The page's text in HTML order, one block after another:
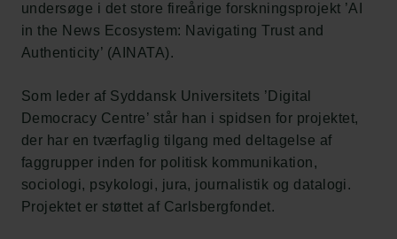
undersøge i det store fireårige forskningsprojekt ’AI
in the News Ecosystem: Navigating Trust and
Authenticity’ (AINATA).
Som leder af Syddansk Universitets ’Digital
Democracy Centre’ står han i spidsen for projektet,
der har en tværfaglig tilgang med deltagelse af
faggrupper inden for politisk kommunikation,
sociologi, psykologi, jura, journalistik og datalogi.
Projektet er støttet af Carlsbergfondet.